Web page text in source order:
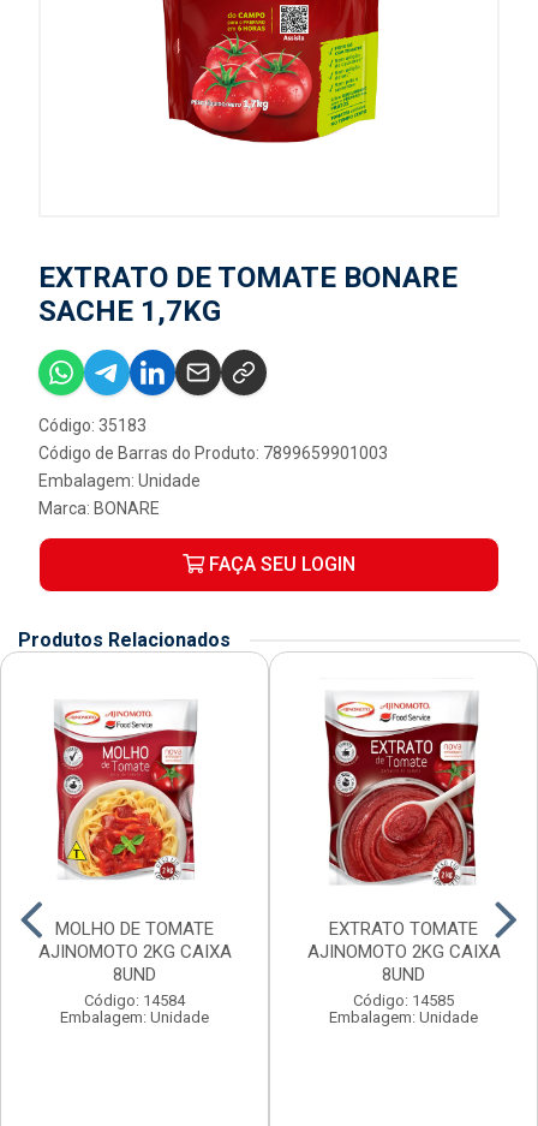
EXTRATO DE TOMATE BONARE
SACHE 1,7KG
Código: 35183
Código de Barras do Produto: 7899659901003
Embalagem: Unidade
Marca: BONARE
FAÇA SEU LOGIN
Produtos Relacionados
MOLHO DE TOMATE
AJINOMOTO 2KG CAIXA
8UND
Código: 14584
Embalagem: Unidade
EXTRATO TOMATE
AJINOMOTO 2KG CAIXA
8UND
Código: 14585
Embalagem: Unidade